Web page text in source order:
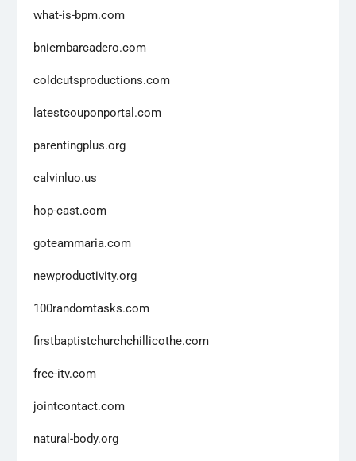
what-is-bpm.com
bniembarcadero.com
coldcutsproductions.com
latestcouponportal.com
parentingplus.org
calvinluo.us
hop-cast.com
goteammaria.com
newproductivity.org
100randomtasks.com
firstbaptistchurchchillicothe.com
free-itv.com
jointcontact.com
natural-body.org